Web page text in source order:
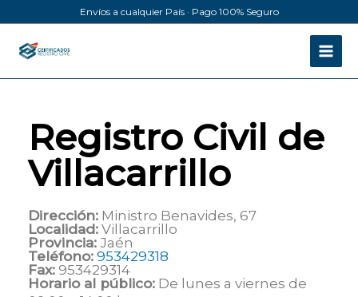
al
contenido
Envíos a cualquier País · Pago 100% Seguro
Registro Civil de
Villacarrillo
Dirección: Ministro Benavides, 67
Localidad: Villacarrillo
Provincia: Jaén
Teléfono: 953429318
Fax: 953429314
Horario al público: De lunes a viernes de